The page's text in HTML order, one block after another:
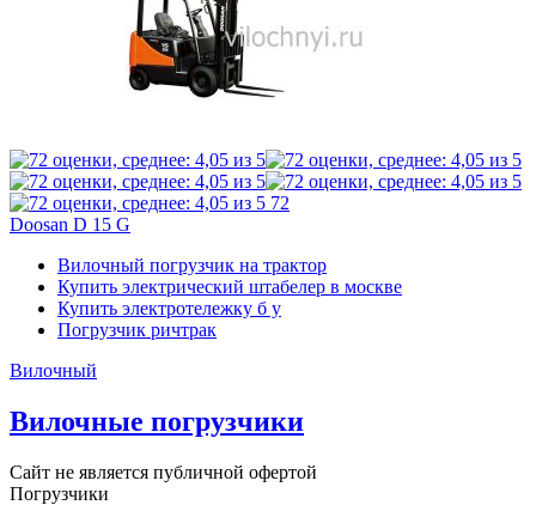
72
Doosan D 15 G
Вилочный погрузчик на трактор
Купить электрический штабелер в москве
Купить электротележку б у
Погрузчик ричтрак
Вилочный
Вилочные погрузчики
Сайт не является публичной офертой
Погрузчики